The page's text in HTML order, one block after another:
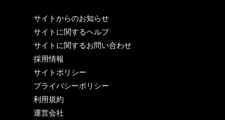
サイトからのお知らせ
サイトに関するヘルプ
サイトに関するお問い合わせ
採用情報
サイトポリシー
プライバシーポリシー
利用規約
運営会社